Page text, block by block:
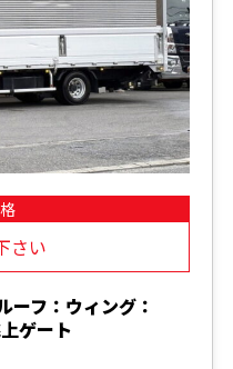
さい
ーフ：ウィング：
ゲート